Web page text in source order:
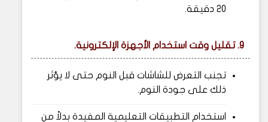
20 دقيقة.
9. تقليل وقت استخدام الأجهزة الإلكترونية.
تجنب التعرض للشاشات قبل النوم حتى لا يؤثر
ذلك على جودة النوم.
استخدام التطبيقات التعليمية المفيدة بدلاً من